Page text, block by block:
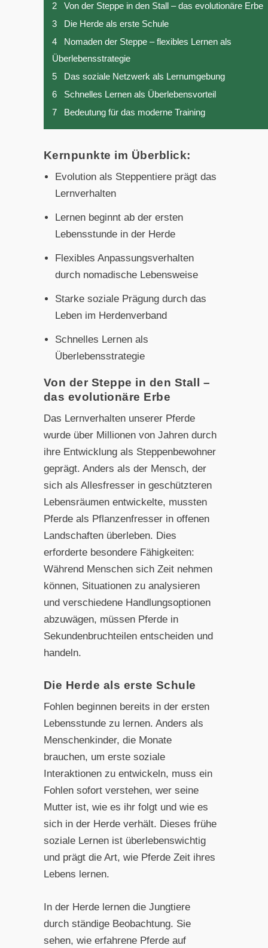
2
Von der Steppe in den Stall – das evolutionäre Erbe
3
Die Herde als erste Schule
4
Nomaden der Steppe – flexibles Lernen als
Überlebensstrategie
5
Das soziale Netzwerk als Lernumgebung
6
Schnelles Lernen als Überlebensvorteil
7
Bedeutung für das moderne Training
Kernpunkte im Überblick:
Evolution als Steppentiere prägt das
Lernverhalten
Lernen beginnt ab der ersten
Lebensstunde in der Herde
Flexibles Anpassungsverhalten
durch nomadische Lebensweise
Starke soziale Prägung durch das
Leben im Herdenverband
Schnelles Lernen als
Überlebensstrategie
Von der Steppe in den Stall –
das evolutionäre Erbe
Das Lernverhalten unserer Pferde
wurde über Millionen von Jahren durch
ihre Entwicklung als Steppenbewohner
geprägt. Anders als der Mensch, der
sich als Allesfresser in geschützteren
Lebensräumen entwickelte, mussten
Pferde als Pflanzenfresser in offenen
Landschaften überleben. Dies
erforderte besondere Fähigkeiten:
Während Menschen sich Zeit nehmen
können, Situationen zu analysieren
und verschiedene Handlungsoptionen
abzuwägen, müssen Pferde in
Sekundenbruchteilen entscheiden und
handeln.
Die Herde als erste Schule
Fohlen beginnen bereits in der ersten
Lebensstunde zu lernen. Anders als
Menschenkinder, die Monate
brauchen, um erste soziale
Interaktionen zu entwickeln, muss ein
Fohlen sofort verstehen, wer seine
Mutter ist, wie es ihr folgt und wie es
sich in der Herde verhält. Dieses frühe
soziale Lernen ist überlebenswichtig
und prägt die Art, wie Pferde Zeit ihres
Lebens lernen.
In der Herde lernen die Jungtiere
durch ständige Beobachtung. Sie
sehen, wie erfahrene Pferde auf